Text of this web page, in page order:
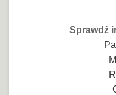
Sprawdź